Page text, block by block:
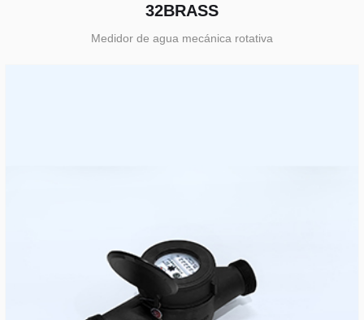
32BRASS
Medidor de agua mecánica rotativa